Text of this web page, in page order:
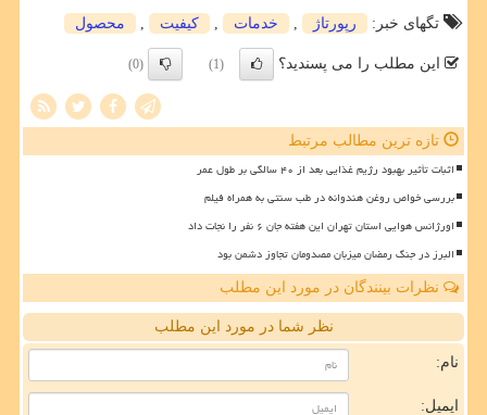
تگهای خبر:
رپورتاژ خدمات كیفیت محصول
این مطلب را می پسندید؟ (1)
(0)
تازه ترین مطالب مرتبط
اثبات تأثیر بهبود رژیم غذایی بعد از ۴۰ سالگی بر طول عمر
بررسی خواص روغن هندوانه در طب سنتی به همراه فیلم
اورژانس هوایی استان تهران این هفته جان ۶ نفر را نجات داد
البرز در جنگ رمضان میزبان مصدومان تجاوز دشمن بود
نظرات بینندگان در مورد این مطلب
نظر شما در مورد این مطلب
نام:
ایمیل: